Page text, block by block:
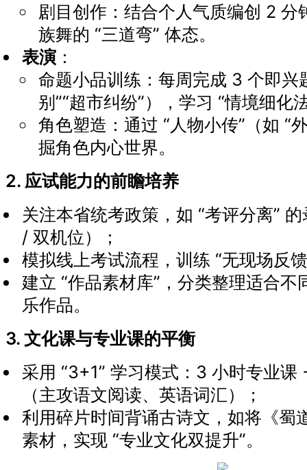
剧目创作：结合个人气质编创 2 分
族舞的 “三道弯” 体态。
表演 ：
命题小品训练：每周完成 3 个即兴
别”“超市纠纷”），学习 “情境细化
角色塑造：通过 “人物小传”（如 “
掘角色内心世界。
2. 应试能力的前瞻培养
关注本省统考政策，如 “考评分离”
/ 双机位）；
模拟线上考试流程，训练 “无现场反
建立 “作品素材库”，分类整理适合不
乐作品。
3. 文化课与专业课的平衡
采用 “3+1” 学习模式：3 小时专业课
（主攻语文阅读、英语词汇）；
利用碎片时间背诵古诗文，如将《蜀
素材，实现 “专业文化双提升”。